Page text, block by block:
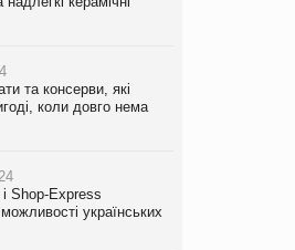
та консерви, які
коли довго нема
Shop-Express
українських